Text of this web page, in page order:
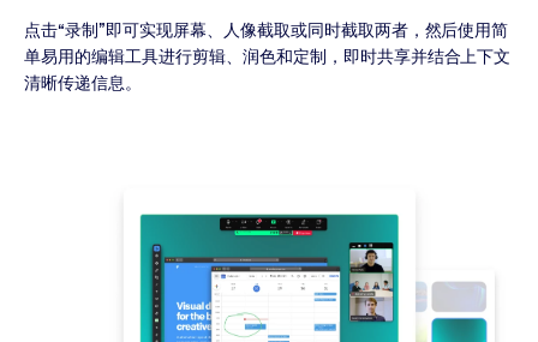
点击“录制”即可实现屏幕、人像截取或同时截取两者，然后使用简
单易用的编辑工具进行剪辑、润色和定制，即时共享并结合上下文
清晰传递信息。